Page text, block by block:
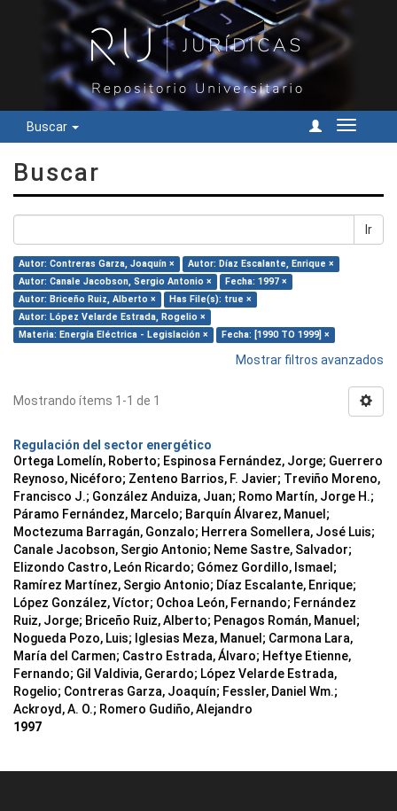
Buscar
Cambiar
Buscar
Ir
Autor: Contreras Garza, Joaquín ×
Autor: Díaz Escalante, Enrique ×
Autor: Canale Jacobson, Sergio Antonio ×
Fecha: 1997 ×
Autor: Briceño Ruiz, Alberto ×
Has File(s): true ×
Autor: López Velarde Estrada, Rogelio ×
Materia: Energía Eléctrica - Legislación ×
Fecha: [1990 TO 1999] ×
Mostrar filtros avanzados
Mostrando ítems 1-1 de 1
Regulación del sector energético
Ortega Lomelín, Roberto; Espinosa Fernández, Jorge; Guerrero
Reynoso, Nicéforo; Zenteno Barrios, F. Javier; Treviño Moreno,
Francisco J.; González Anduiza, Juan; Romo Martín, Jorge H.;
Páramo Fernández, Marcelo; Barquín Álvarez, Manuel;
Moctezuma Barragán, Gonzalo; Herrera Somellera, José Luis;
Canale Jacobson, Sergio Antonio; Neme Sastre, Salvador;
Elizondo Castro, León Ricardo; Gómez Gordillo, Ismael;
Ramírez Martínez, Sergio Antonio; Díaz Escalante, Enrique;
López González, Víctor; Ochoa León, Fernando; Fernández
Ruiz, Jorge; Briceño Ruiz, Alberto; Penagos Román, Manuel;
Nogueda Pozo, Luis; Iglesias Meza, Manuel; Carmona Lara,
María del Carmen; Castro Estrada, Álvaro; Heftye Etienne,
Fernando; Gil Valdivia, Gerardo; López Velarde Estrada,
Rogelio; Contreras Garza, Joaquín; Fessler, Daniel Wm.;
Ackroyd, A. O.; Romero Gudiño, Alejandro
1997